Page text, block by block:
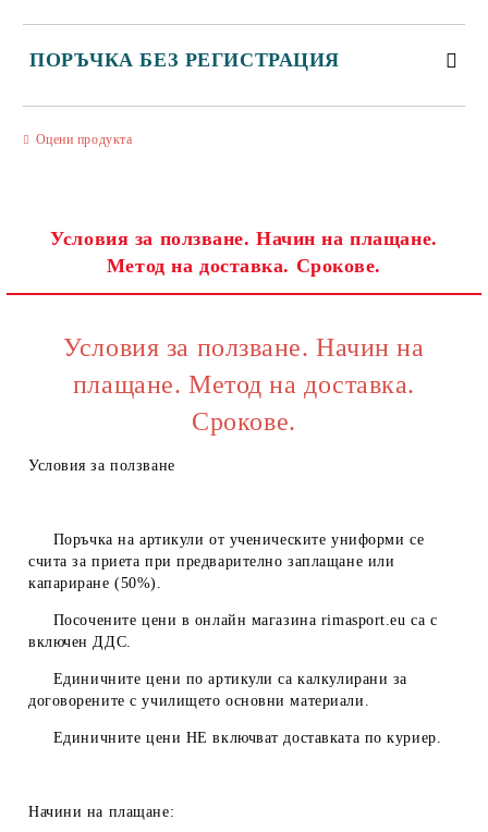
ПОРЪЧКА БЕЗ РЕГИСТРАЦИЯ
Съгласен съм сПолитиката за лични данни
Оцени продукта
Условия за ползване. Начин на плащане.
Метод на доставка. Срокове.
Условия за ползване. Начин на
плащане. Метод на доставка.
Срокове.
Условия за ползване
Поръчка на артикули от ученическите униформи се
счита за приета при предварително заплащане или
капариране (50%).
Посочените цени в онлайн магазина rimasport.eu са с
включен ДДС.
Единичните цени по артикули са калкулирани за
договорените с училището основни материали.
Единичните цени НЕвключват доставката по куриер.
Начини на плащане: